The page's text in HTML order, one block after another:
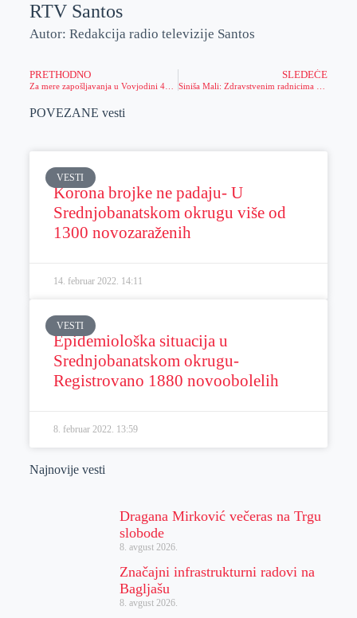
RTV Santos
Autor: Redakcija radio televizije Santos
PRETHODNO
Za mere zapošljavanja u Vovjodini 47,5 miliona dinara
SLEDEĆE
POVEZANE vesti
VESTI
Korona brojke ne padaju- U
Srednjobanatskom okrugu više od
1300 novozaraženih
14. februar 2022. 14:11
VESTI
Epidemiološka situacija u
Srednjobanatskom okrugu-
Registrovano 1880 novoobolelih
8. februar 2022. 13:59
Najnovije vesti
Dragana Mirković večeras na Trgu
slobode
8. avgust 2026.
Značajni infrastrukturni radovi na
Bagljašu
8. avgust 2026.